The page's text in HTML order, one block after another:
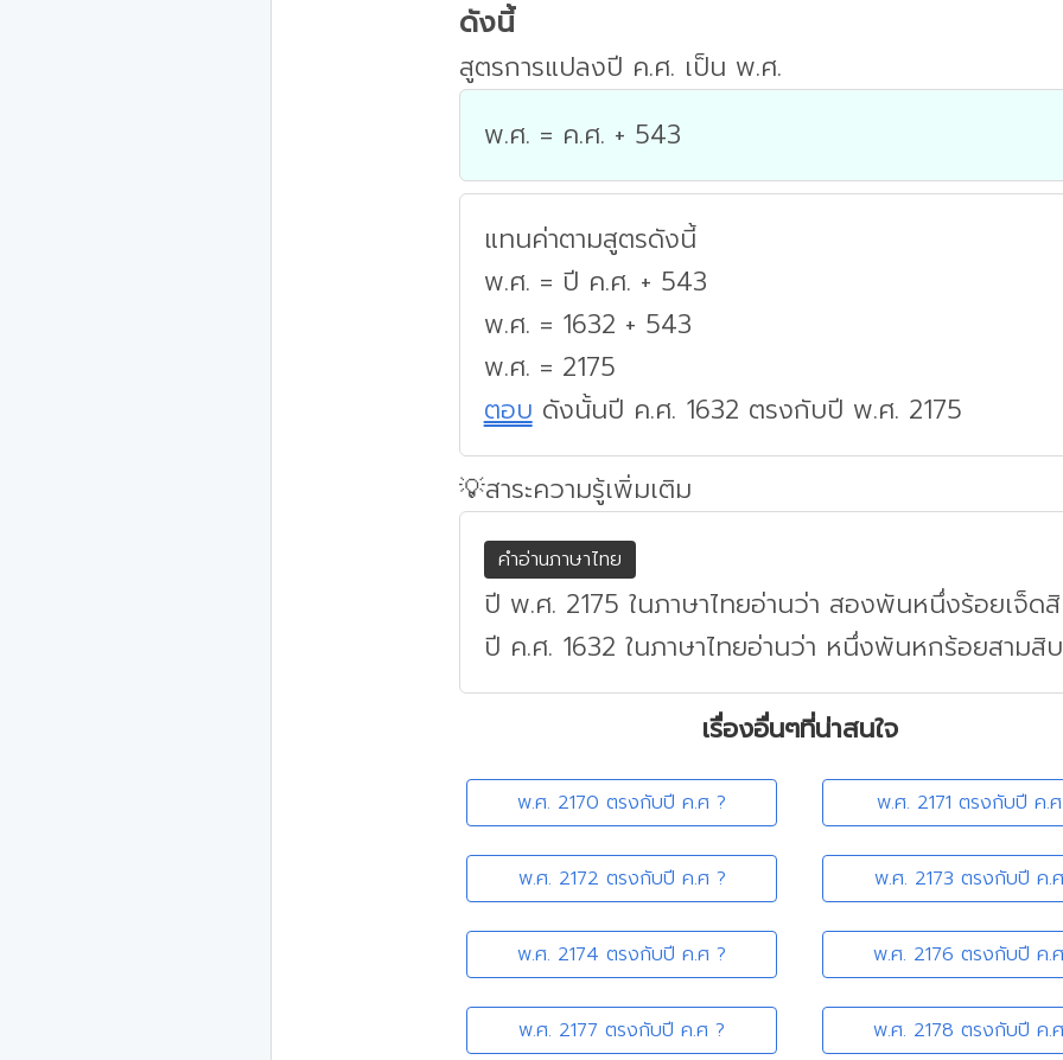
ดังนี้
สูตรการแปลงปี ค.ศ. เป็น พ.ศ.
พ.ศ. = ค.ศ. + 543
แทนค่าตามสูตรดังนี้
พ.ศ. = ปี ค.ศ. + 543
พ.ศ. = 1632 + 543
พ.ศ. = 2175
ตอบ ดังนั้นปี ค.ศ. 1632 ตรงกับปี พ.ศ. 2175
💡สาระความรู้เพิ่มเติม
คำอ่านภาษาไทย
ปี พ.ศ. 2175 ในภาษาไทยอ่านว่า สองพันหนึ่งร้อยเจ็ด
ปี ค.ศ. 1632 ในภาษาไทยอ่านว่า หนึ่งพันหกร้อยสามสิ
เรื่องอื่นๆที่น่าสนใจ
พ.ศ. 2170 ตรงกับปี ค.ศ ? พ.ศ. 2171 ตรงกับปี ค.
พ.ศ. 2172 ตรงกับปี ค.ศ ? พ.ศ. 2173 ตรงกับปี ค.
พ.ศ. 2174 ตรงกับปี ค.ศ ? พ.ศ. 2176 ตรงกับปี ค.
พ.ศ. 2177 ตรงกับปี ค.ศ ? พ.ศ. 2178 ตรงกับปี ค.